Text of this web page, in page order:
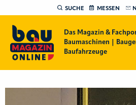
SUCHE MESSEN
Das Magazin &
Baumaschinen |
Baufahrzeuge